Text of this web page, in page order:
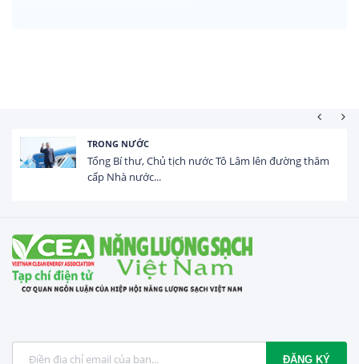
HOẠT ĐỘNG ĐẦU TƯ
Tổng vốn FDI đăng ký vào Việt Nam đạt gần 25 tỷ
USD trong 5 tháng...
ĐĂNG KÝ